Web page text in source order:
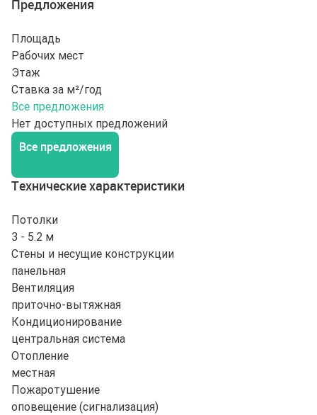
Предложения
Площадь
Рабочих мест
Этаж
Ставка за м²/год
Все предложения
Нет доступных предложений
Все предложения
Технические характеристики
Потолки
3 - 5.2 м
Стены и несущие конструкции
панельная
Вентиляция
приточно-вытяжная
Кондиционирование
центральная система
Отопление
местная
Пожаротушение
оповещение (сигнализация)